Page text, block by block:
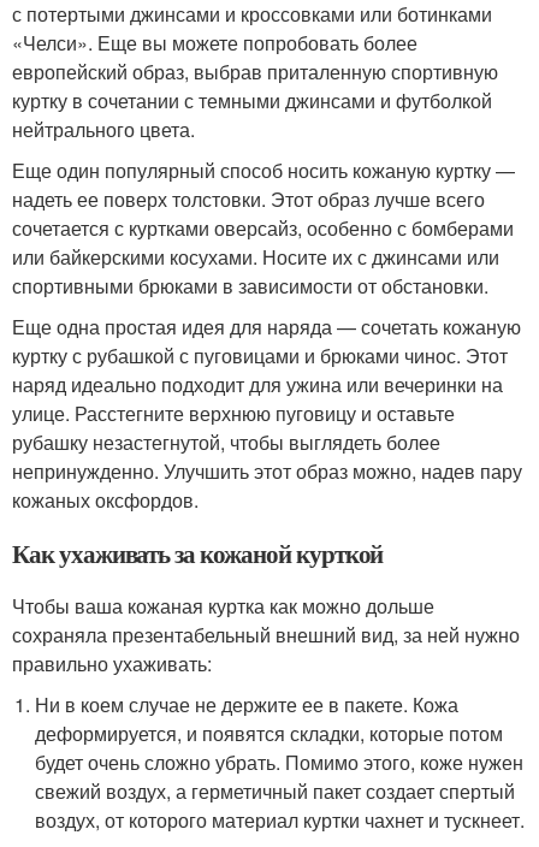
с потертыми джинсами и кроссовками или ботинками
«Челси». Еще вы можете попробовать более
европейский образ, выбрав приталенную спортивную
куртку в сочетании с темными джинсами и футболкой
нейтрального цвета.
Еще один популярный способ носить кожаную куртку —
надеть ее поверх толстовки. Этот образ лучше всего
сочетается с куртками оверсайз, особенно с бомберами
или байкерскими косухами. Носите их с джинсами или
спортивными брюками в зависимости от обстановки.
Еще одна простая идея для наряда — сочетать кожаную
куртку с рубашкой с пуговицами и брюками чинос. Этот
наряд идеально подходит для ужина или вечеринки на
улице. Расстегните верхнюю пуговицу и оставьте
рубашку незастегнутой, чтобы выглядеть более
непринужденно. Улучшить этот образ можно, надев пару
кожаных оксфордов.
Как ухаживать за кожаной курткой
Чтобы ваша кожаная куртка как можно дольше
сохраняла презентабельный внешний вид, за ней нужно
правильно ухаживать:
Ни в коем случае не держите ее в пакете. Кожа
деформируется, и появятся складки, которые потом
будет очень сложно убрать. Помимо этого, коже нужен
свежий воздух, а герметичный пакет создает спертый
воздух, от которого материал куртки чахнет и тускнеет.